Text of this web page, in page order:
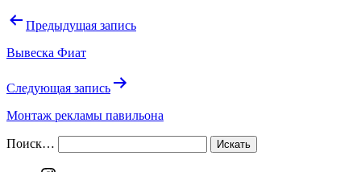
Предыдущая запись
Вывеска Фиат
Следующая запись
Монтаж рекламы павильона
Поиск…